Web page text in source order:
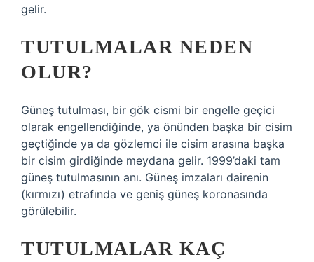
gelir.
TUTULMALAR NEDEN
OLUR?
Güneş tutulması, bir gök cismi bir engelle geçici
olarak engellendiğinde, ya önünden başka bir cisim
geçtiğinde ya da gözlemci ile cisim arasına başka
bir cisim girdiğinde meydana gelir. 1999’daki tam
güneş tutulmasının anı. Güneş imzaları dairenin
(kırmızı) etrafında ve geniş güneş koronasında
görülebilir.
TUTULMALAR KAÇ